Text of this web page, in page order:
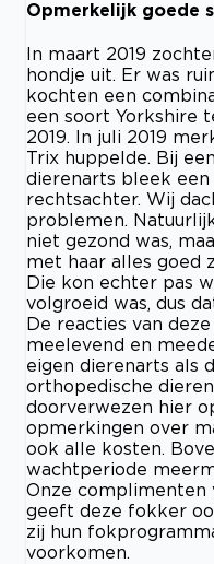
Opmerkelijk goede
In maart 2019
hondje uit. Er was
kochten een
een soort Yorkshire
2019. In juli 2019
Trix huppelde. Bij
dierenarts bleek
rechtsachter. Wij
problemen.
niet gezond was,
met haar alles goed
Die kon echter pas
volgroeid was, dus
De reacties van
meelevend en
eigen dierenarts als
orthopedische
doorverwezen hier
opmerkingen over
ook alle kosten.
wachtperiode
Onze complimenten
geeft deze fokker
zij hun
voorkomen.